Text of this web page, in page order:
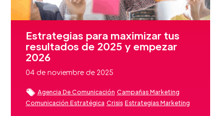
Estrategias para maximizar tus
resultados de 2025 y empezar
2026
04 de noviembre de 2025
Agencia De Comunicación Campañas Marketing
Comunicación Estratégica Crisis Estrategias Marketing